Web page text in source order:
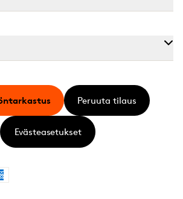
Express
Peruuta tilaus
Evästeasetukset